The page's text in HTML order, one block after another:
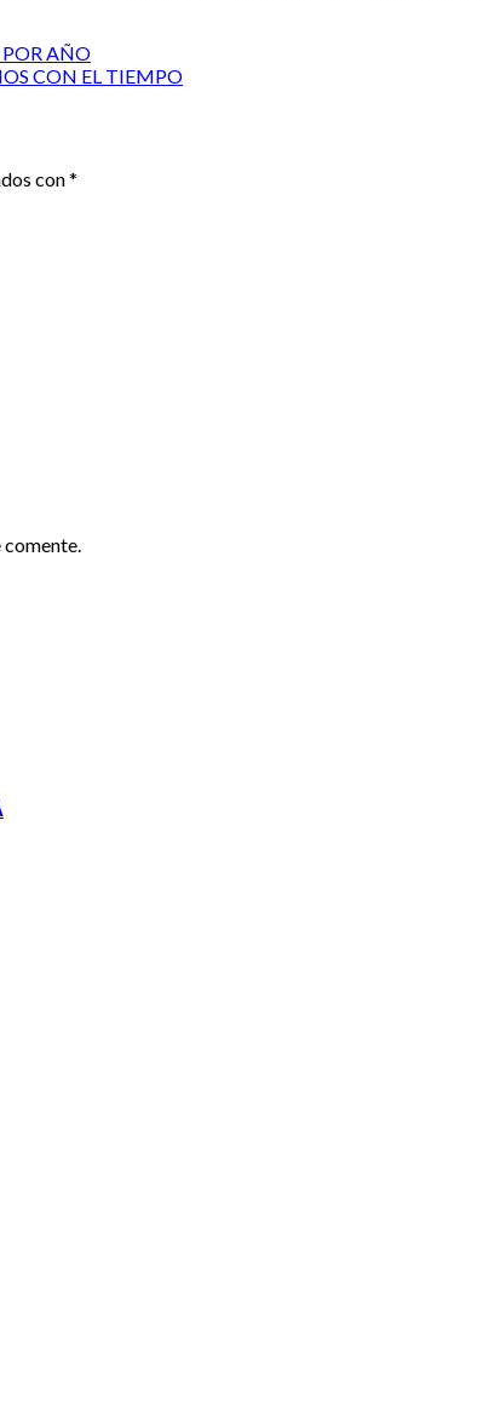
AÑO
CON EL TIEMPO
con*
comente.